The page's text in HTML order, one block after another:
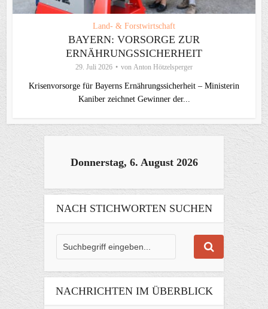
Land- & Forstwirtschaft
BAYERN: VORSORGE ZUR
ERNÄHRUNGSSICHERHEIT
29. Juli 2026 von Anton Hötzelsperger
Krisenvorsorge für Bayerns Ernährungssicherheit – Ministerin
Kaniber zeichnet Gewinner der...
Donnerstag, 6. August 2026
NACH STICHWORTEN SUCHEN
NACHRICHTEN IM ÜBERBLICK